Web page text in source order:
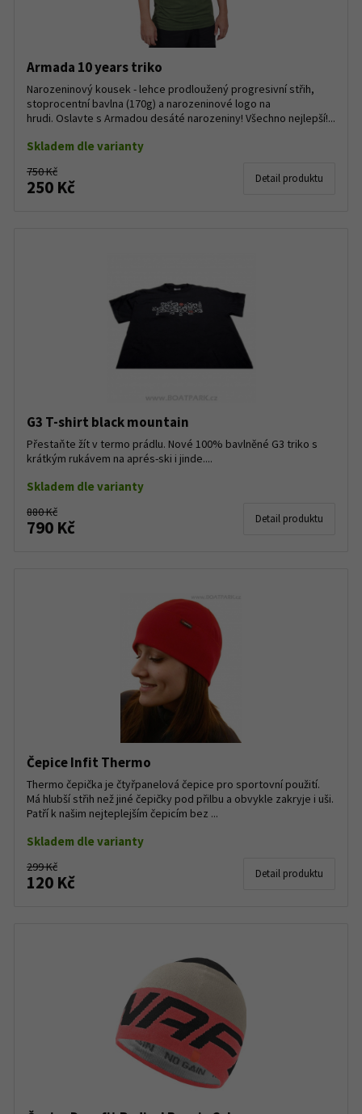
Armada 10 years triko
Narozeninový kousek - lehce prodloužený progresivní střih,
stoprocentní bavlna (170g) a narozeninové logo na
hrudi. Oslavte s Armadou desáté narozeniny! Všechno nejlepší!...
Skladem dle varianty
750 Kč
250 Kč Detail produktu
G3 T-shirt black mountain
Přestaňte žít v termo prádlu. Nové 100% bavlněné G3 triko s
krátkým rukávem na aprés-ski i jinde....
Skladem dle varianty
880 Kč
790 Kč Detail produktu
Čepice Infit Thermo
Thermo čepička je čtyřpanelová čepice pro sportovní použití.
Má hlubší střih než jiné čepičky pod přilbu a obvykle zakryje i uši.
Patří k našim nejteplejším čepicím bez ...
Skladem dle varianty
299 Kč
120 Kč Detail produktu